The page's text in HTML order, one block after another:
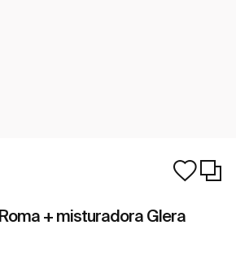
+ misturadora Glera